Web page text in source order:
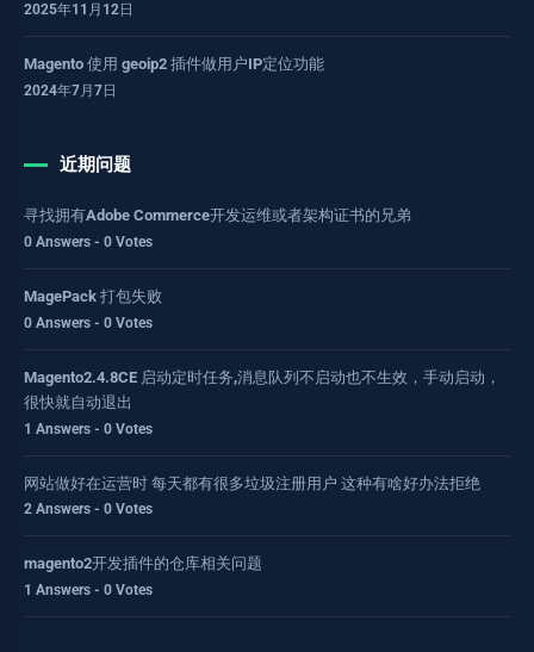
2025年11月12日
Magento 使用 geoip2 插件做用户IP定位功能
2024年7月7日
近期问题
寻找拥有Adobe Commerce开发运维或者架构证书的兄弟
0 Answers - 0 Votes
MagePack 打包失败
0 Answers - 0 Votes
Magento2.4.8CE 启动定时任务,消息队列不启动也不生效，手动启动，
很快就自动退出
1 Answers - 0 Votes
网站做好在运营时 每天都有很多垃圾注册用户 这种有啥好办法拒绝
2 Answers - 0 Votes
magento2开发插件的仓库相关问题
1 Answers - 0 Votes